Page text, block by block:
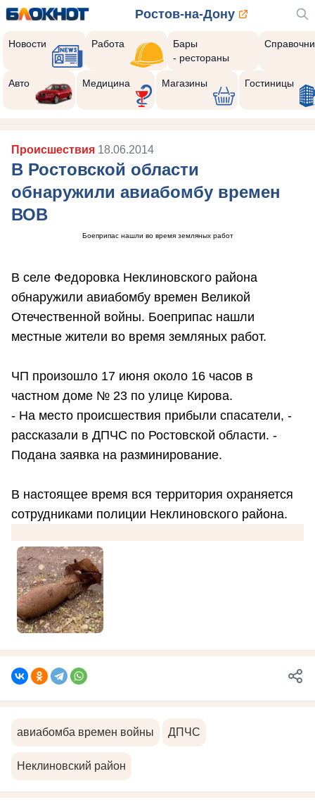
Ростов-на-Дону
Новости Работа
Бары
- рестораны
Авто Медицина Магазины Гостиницы
Происшествия 18.06.2014
В Ростовской области
обнаружили авиабомбу времен
ВОВ
Боеприпас нашли во время земляных работ
В селе Федоровка Неклиновского района
обнаружили авиабомбу времен Великой
Отечественной войны. Боеприпас нашли
местные жители во время земляных работ.
ЧП произошло 17 июня около 16 часов в
частном доме № 23 по улице Кирова.
- На место происшествия прибыли спасатели, -
рассказали в ДПЧС по Ростовской области. -
Подана заявка на разминирование.
В настоящее время вся территория охраняется
сотрудниками полиции Неклиновского района.
авиабомба времен войны ДПЧС
Неклиновский район